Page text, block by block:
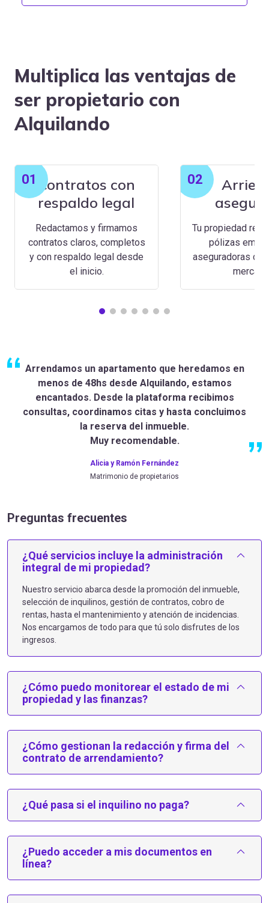
Multiplica las ventajas de
ser propietario con
Alquilando
01
Contratos con
respaldo legal
Redactamos y firmamos
contratos claros, completos
y con respaldo legal desde
el inicio.
02
Tu propiedad
pólizas
aseguradoras
Arrendamos un apartamento que heredamos en
menos de 48hs desde Alquilando, estamos
encantados. Desde la plataforma recibimos
consultas, coordinamos citas y hasta concluimos
la reserva del inmueble.
Muy recomendable.
Alicia y Ramón Fernández
Matrimonio de propietarios
Preguntas frecuentes
¿Qué servicios incluye la administración
integral de mi propiedad?
Nuestro servicio abarca desde la promoción del inmueble,
selección de inquilinos, gestión de contratos, cobro de
rentas, hasta el mantenimiento y atención de incidencias.
Nos encargamos de todo para que tú solo disfrutes de los
ingresos.​
¿Cómo puedo monitorear el estado de mi
propiedad y las finanzas?
¿Cómo gestionan la redacción y firma del
contrato de arrendamiento?
¿Qué pasa si el inquilino no paga?
¿Puedo acceder a mis documentos en
línea?